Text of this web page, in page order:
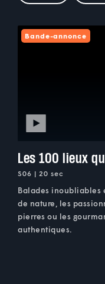
Bande-annonce
Les 100 lieux
S06 | 20 sec
Balades inoubliables
de nature, les
pierres ou les
authentiques.